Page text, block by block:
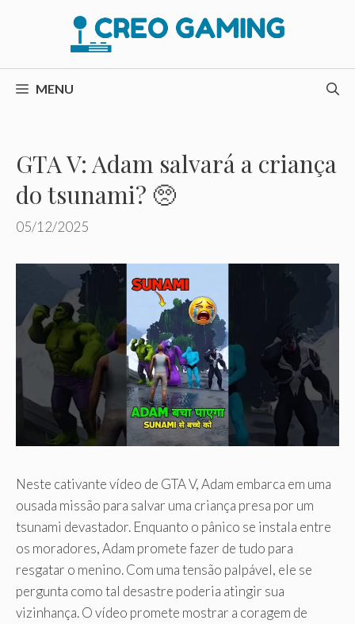
conteúdo
MENU
GTA V: Adam salvará a criança
do tsunami? 🥺
05/12/2025
Neste cativante vídeo de GTA V, Adam embarca em uma
ousada missão para salvar uma criança presa por um
tsunami devastador. Enquanto o pânico se instala entre
os moradores, Adam promete fazer de tudo para
resgatar o menino. Com uma tensão palpável, ele se
pergunta como tal desastre poderia atingir sua
vizinhança. O vídeo promete mostrar a coragem de